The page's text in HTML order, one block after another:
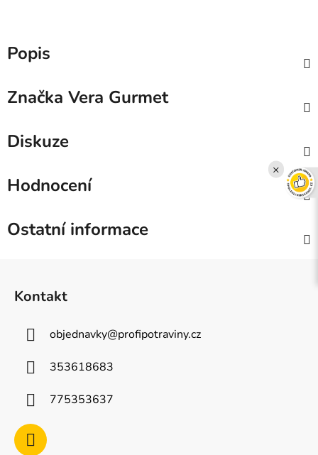
×
Popis
Značka Vera Gurmet
Diskuze
Hodnocení
Ostatní informace
Kontakt
objednavky@profipotraviny.cz
353618683
775353637